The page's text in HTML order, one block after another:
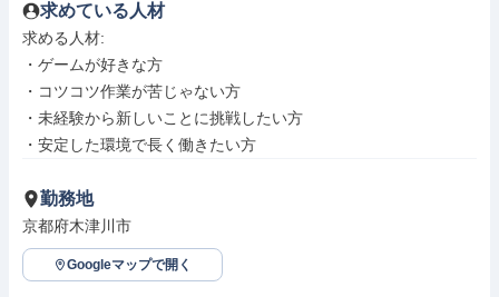
求めている人材
求める人材:
・ゲームが好きな方
・コツコツ作業が苦じゃない方
・未経験から新しいことに挑戦したい方
・安定した環境で長く働きたい方
勤務地
京都府木津川市
Googleマップで開く